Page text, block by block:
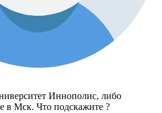
Иннополис, либо
в Мск. Что подскажите ?